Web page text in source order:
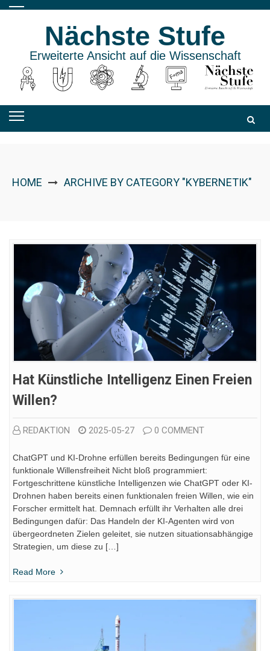
Skip
Nächste Stufe
Erweiterte Ansicht auf die Wissenschaft
HOME ARCHIVE BY CATEGORY "KYBERNETIK"
Hat Künstliche Intelligenz Einen Freien
Willen?
REDAKTION 2025-05-27 0 COMMENT
ChatGPT und KI-Drohne erfüllen bereits Bedingungen für eine
funktionale Willensfreiheit Nicht bloß programmiert:
Fortgeschrittene künstliche Intelligenzen wie ChatGPT oder KI-
Drohnen haben bereits einen funktionalen freien Willen, wie ein
Forscher ermittelt hat. Demnach erfüllt ihr Verhalten alle drei
Bedingungen dafür: Das Handeln der KI-Agenten wird von
übergeordneten Zielen geleitet, sie nutzen situationsabhängige
Strategien, um diese zu […]
Read More